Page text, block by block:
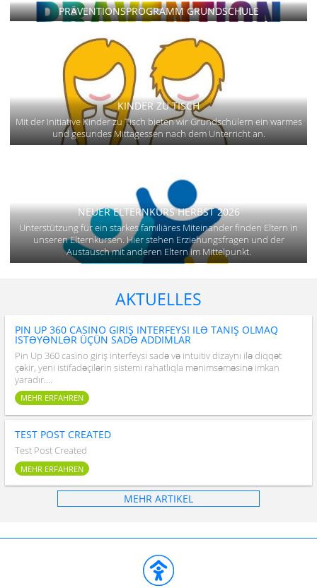
PRÄVENTIONSPROGRAMM GRUNDSCHULE
KINDER ZU TISCH
Mit der Initiative Kinder zu Tisch bieten wir Grundschülern ein warmes
und gesundes Mittagessen nach dem Unterricht an.
NEUER ELTERNKURS HERBST 2026
Unterstützung für ein starkes familiäres Miteinander finden Eltern in
unseren Elternkursen. Hier stehen Erziehungsfragen und der
Austausch mit anderen Eltern im Mittelpunkt.
AKTUELLES
PIN UP 360 CASINO GIRIŞ INTERFEYSI ILƏ TANIŞ OLMAQ
ISTƏYƏNLƏR ÜÇÜN SADƏ ADDIMLAR
Pin Up 360 casino giriş interfeysi sadə və intuitiv dizaynı ilə diqqət
çəkir, yeni istifadəçilərin sistemi rahatlıqla mənimsəməsinə imkan
yaradır.…
MEHR ERFAHREN
TEST POST CREATED
Test Post Created
MEHR ERFAHREN
MEHR ARTIKEL